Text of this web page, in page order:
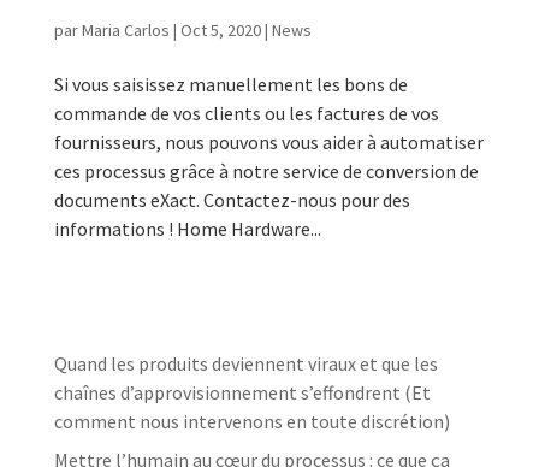
parMaria Carlos | Oct 5, 2020| News
Si vous saisissez manuellement les bons de
commande de vos clients ou les factures de vos
fournisseurs, nous pouvons vous aider à automatiser
ces processus grâce à notre service de conversion de
documents eXact. Contactez-nous pour des
informations ! Home Hardware...
Quand les produits deviennent viraux et que les
chaînes d’approvisionnement s’effondrent (Et
comment nous intervenons en toute discrétion)
Mettre l’humain au cœur du processus : ce que ça